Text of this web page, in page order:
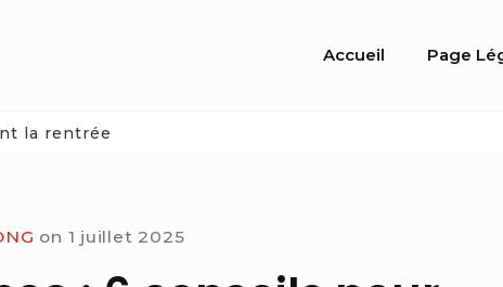
Site
Accueil Page
la rentrée
on 1 juillet 2025